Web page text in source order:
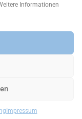
Informationen
Impressum